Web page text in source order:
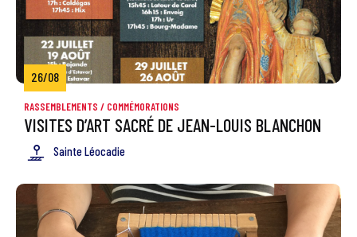
26/08
RASSEMBLEMENTS / COMMÉMORATIONS
VISITES D’ART SACRÉ DE JEAN-LOUIS BLANCHON
Sainte Léocadie